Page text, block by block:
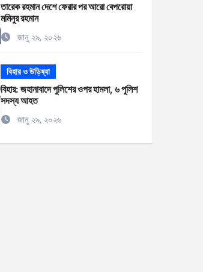
তারেক রহমান দেশে ফেরার পর আরো বেপরোয়া
মমিনুর রহমান
জানু ২৯, ২০২৬
বিহার ও উড়িষ্যা
বিহার: জহানাবাদে পুলিশের ওপর হামলা, ৬ পুলিশ
সদস্য আহত
জানু ২৯, ২০২৬